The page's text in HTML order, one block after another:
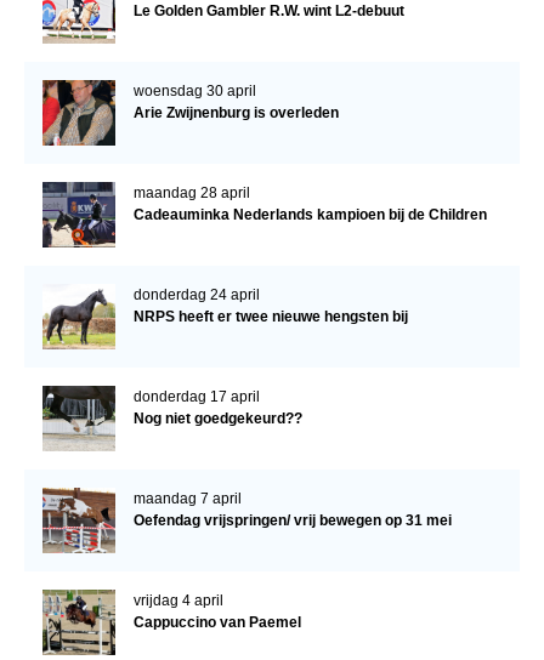
Le Golden Gambler R.W. wint L2-debuut
woensdag 30 april
Arie Zwijnenburg is overleden
maandag 28 april
Cadeauminka Nederlands kampioen bij de Children
donderdag 24 april
NRPS heeft er twee nieuwe hengsten bij
donderdag 17 april
Nog niet goedgekeurd??
maandag 7 april
Oefendag vrijspringen/ vrij bewegen op 31 mei
vrijdag 4 april
Cappuccino van Paemel